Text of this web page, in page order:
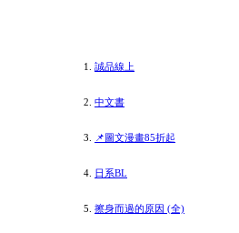
誠品線上
中文書
📌圖文漫畫85折起
日系BL
擦身而過的原因 (全)